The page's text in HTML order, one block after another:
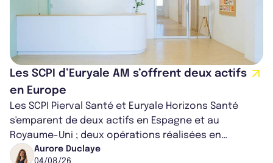
Les SCPI d’Euryale AM s’offrent deux actifs
en Europe
Les SCPI Pierval Santé et Euryale Horizons Santé
s'emparent de deux actifs en Espagne et au
Royaume-Uni ; deux opérations réalisées en
partenariat. Ces co-acquisitions permettent a...
Aurore Duclaye
04/08/26